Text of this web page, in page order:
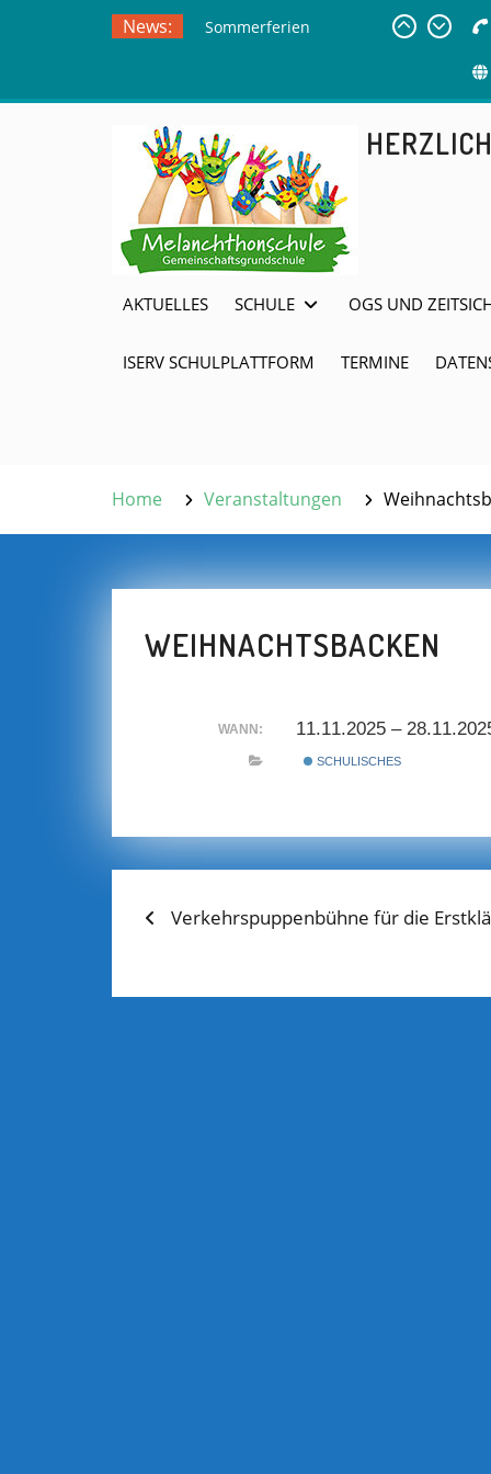
News:
Sommerferien
Herdringen
AKTUELLES SCHULE OGS UND
ISERV SCHULPLATTFORM TERMINE
Home Veranstaltungen
WEIHNACHTSBACKEN
WANN: 11.11.2025 –
SCHULISCHES
BEITRAGS-
Previous
Verkehrspuppenbühne für die